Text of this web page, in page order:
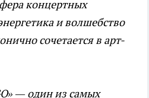
концертных
и волшебство
сочетается в арт-
— один из самых